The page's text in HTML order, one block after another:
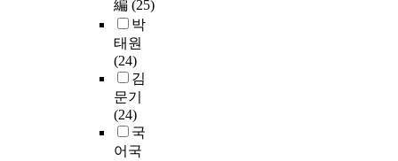
編 (25)
박
태원
(24)
김
문기
(24)
국
어국